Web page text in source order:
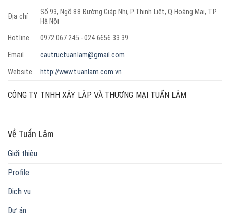
Địa chỉ
Số 93, Ngõ 88 Đường Giáp Nhị, P.Thịnh Liệt, Q.Hoàng Mai, TP
Hà Nội
Hotline
0972 067 245 - 024 6656 33 39
Email
cautructuanlam@gmail.com
Website
http://www.tuanlam.com.vn
CÔNG TY TNHH XÂY LẮP VÀ THƯƠNG MẠI TUẤN LÂM
Về Tuấn Lâm
Giới thiệu
Profile
Dịch vụ
Dự án